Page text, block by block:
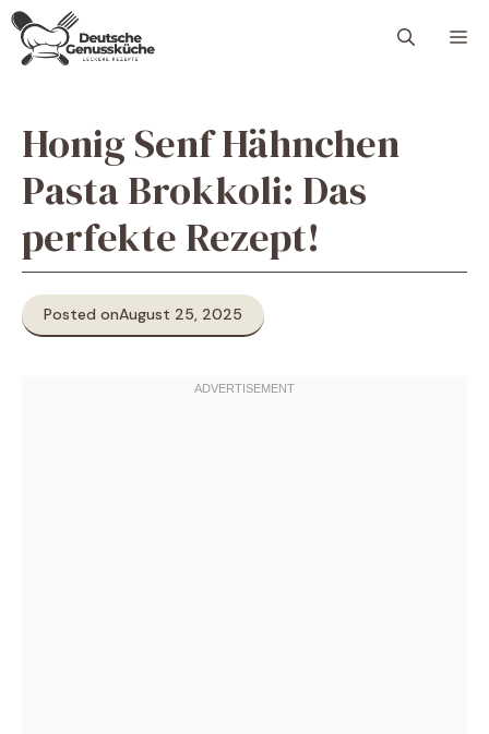
Skip
content
Honig Senf Hähnchen
Pasta Brokkoli: Das
perfekte Rezept!
Posted onAugust 25, 2025